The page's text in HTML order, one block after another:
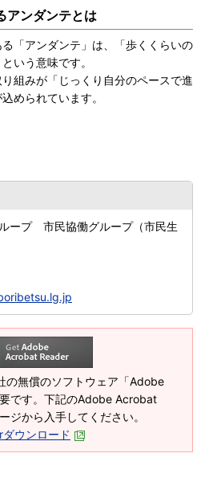
アンダンテとは
「アンダンテ」は、「歩くくらいの
いう意味です。
組みが「じっくり自分のペースで進
められています。
ープ 市民協働グループ（市民生
の無償のソフトウェア「Adobe
です。下記のAdobe Acrobat
ジから入手してください。
ウンロード